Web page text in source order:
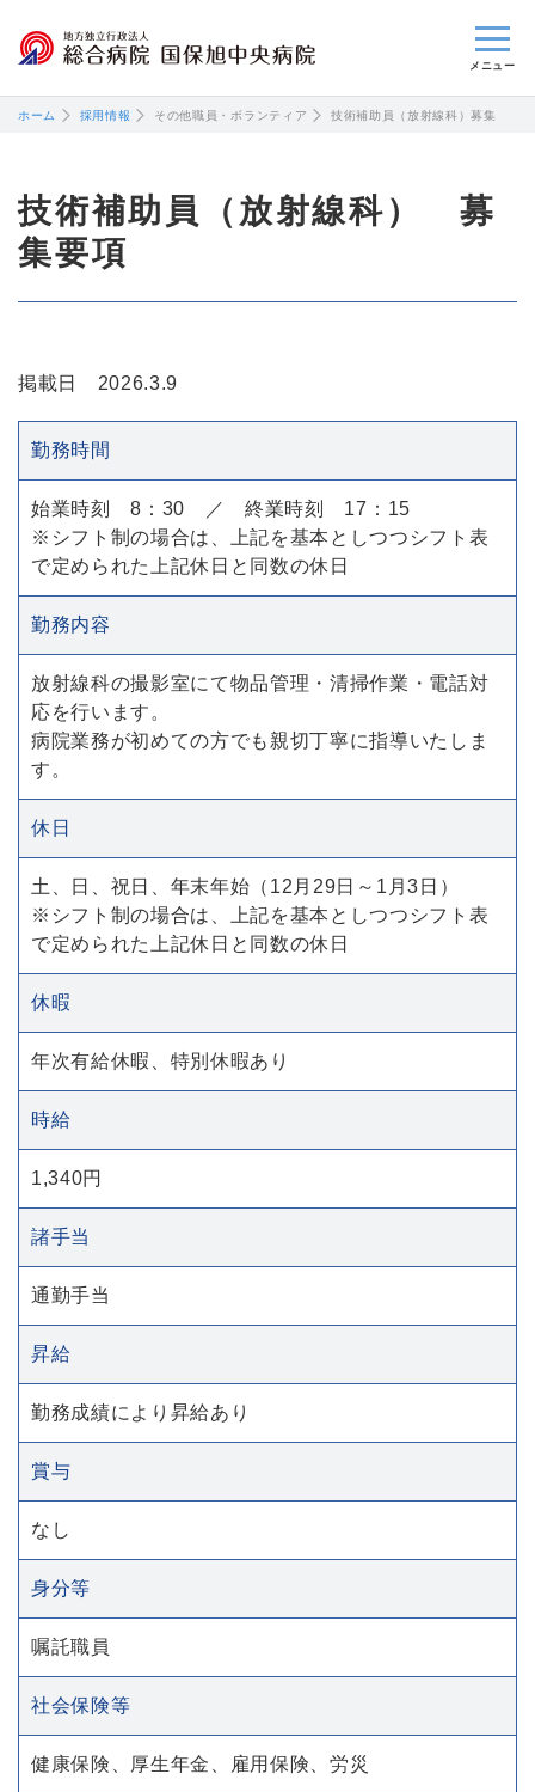
ホーム 採用情報 その他職員・ボランティア 技術補助員（放射線科）募集
技術補助員（放射線科） 募
集要項
掲載日 2026.3.9
勤務時間
始業時刻 8：30 ／ 終業時刻 17：15
※シフト制の場合は、上記を基本としつつシフト表
で定められた上記休日と同数の休日
勤務内容
放射線科の撮影室にて物品管理・清掃作業・電話対
応を行います。
病院業務が初めての方でも親切丁寧に指導いたしま
す。
休日
土、日、祝日、年末年始（12月29日～1月3日）
※シフト制の場合は、上記を基本としつつシフト表
で定められた上記休日と同数の休日
休暇
年次有給休暇、特別休暇あり
時給
1,340円
諸手当
通勤手当
昇給
勤務成績により昇給あり
賞与
なし
身分等
嘱託職員
社会保険等
健康保険、厚生年金、雇用保険、労災